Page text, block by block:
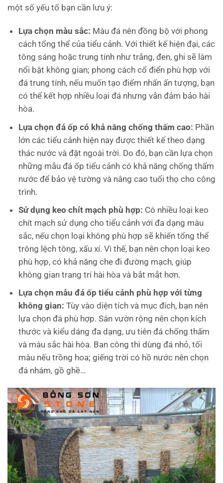
một số yếu tố bạn cần lưu ý:
Lựa chọn màu sắc: Màu đá nên đồng bộ với phong
cách tổng thể của tiểu cảnh. Với thiết kế hiện đại, các
tông sáng hoặc trung tính như trắng, đen, ghi sẽ làm
nổi bật không gian; phong cách cổ điển phù hợp với
đá trung tính, nếu muốn tạo điểm nhấn ấn tượng, bạn
có thể kết hợp nhiều loại đá nhưng vẫn đảm bảo hài
hòa.
Lựa chọn đá ốp có khả năng chống thấm cao: Phần
lớn các tiểu cảnh hiện nay được thiết kế theo dạng
thác nước và đặt ngoài trời. Do đó, bạn cần lựa chọn
những mẫu đá ốp tiểu cảnh có khả năng chống thấm
nước để bảo vệ tường và nâng cao tuổi thọ cho công
trình.
Sử dụng keo chít mạch phù hợp: Có nhiều loại keo
chít mạch sử dụng cho tiểu cảnh với đa dạng màu
sắc, nếu chọn loại không phù hợp sẽ khiến tổng thể
trông lệch tông, xấu xí. Vì thế, bạn nên chọn loại keo
phù hợp, có khả năng che đi đường mạch, giúp
không gian trang trí hài hòa và bắt mắt hơn.
Lựa chọn mẫu đá ốp tiểu cảnh phù hợp với từng
không gian: Tùy vào diện tích và mục đích, bạn nên
lựa chọn đá phù hợp. Sân vườn rộng nên chọn kích
thước và kiểu dáng đa dạng, ưu tiên đá chống thấm
và màu sắc hài hòa. Ban công thì dùng đá nhỏ, tối
màu nếu trồng hoa; giếng trời có hồ nước nên chọn
đá nhám, gồ ghề…